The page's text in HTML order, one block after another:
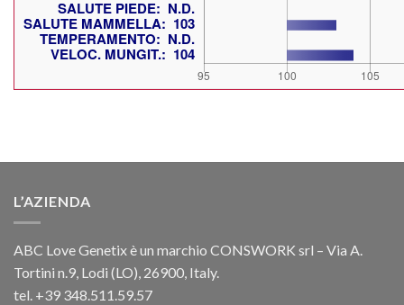
L’AZIENDA
ABC Love Genetix è un marchio CONSWORK srl – Via A.
Tortini n.9, Lodi (LO), 26900, Italy.
tel. +39 348.511.59.57